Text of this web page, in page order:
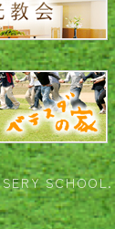
SCHOOL.